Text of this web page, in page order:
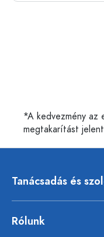
*A kedvezmény az
megtakarítást
Tanácsadás és
Rólunk